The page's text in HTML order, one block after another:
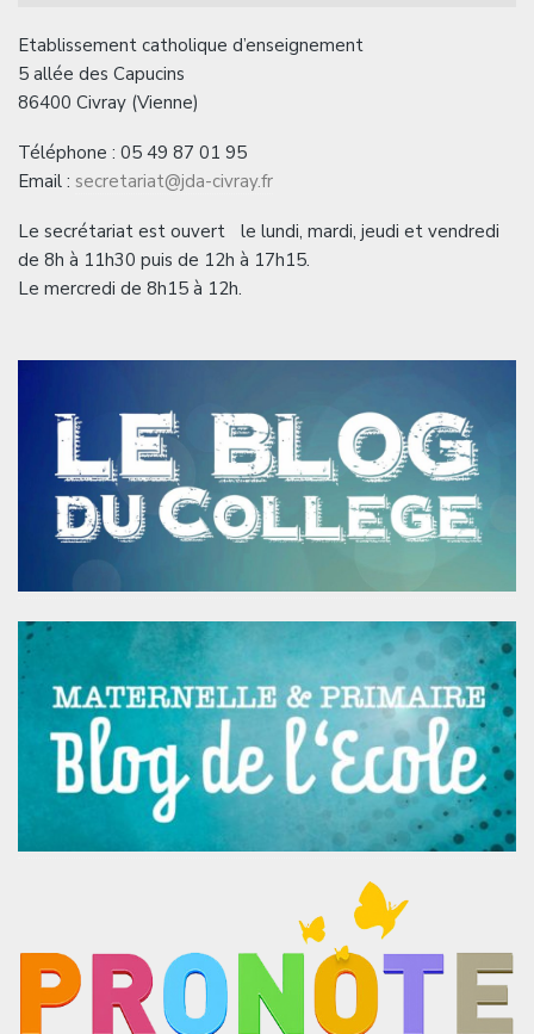
Etablissement catholique d’enseignement
5 allée des Capucins
86400 Civray (Vienne)
Téléphone : 05 49 87 01 95
Email : secretariat@jda-civray.fr
Le secrétariat est ouvert le lundi, mardi, jeudi et vendredi
de 8h à 11h30 puis de 12h à 17h15.
Le mercredi de 8h15 à 12h.